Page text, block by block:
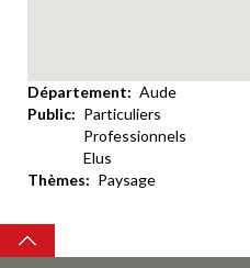
Département
Aude
Public
Particuliers
Professionnels
Elus
Thèmes
Paysage
Top